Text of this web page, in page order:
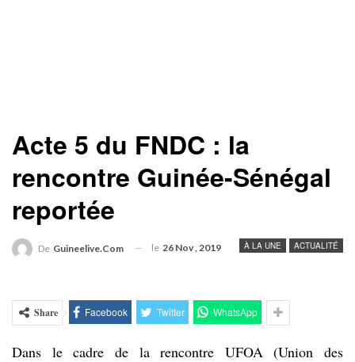
Acte 5 du FNDC : la
rencontre Guinée-Sénégal
reportée
À LA UNE ACTUALITÉ
De Guineelive.com le 26 Nov , 2019
Share Facebook Twitter WhatsApp
Dans le cadre de la rencontre UFOA (Union des